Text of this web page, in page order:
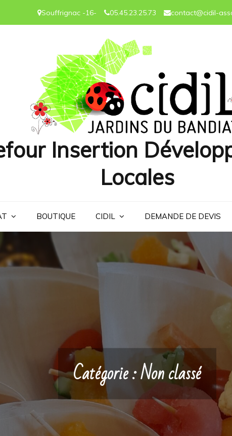
Souffrignac -16- 05.45.23.25.73 contact@cidil-
Insertion
Locales
BOUTIQUE CIDIL DEMANDE DE DEVIS
Catégorie :Non classé